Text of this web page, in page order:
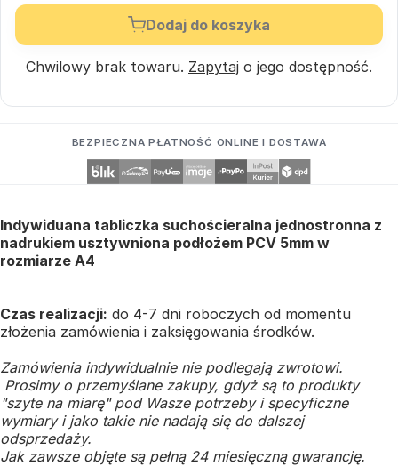
Dodaj do koszyka
Chwilowy brak towaru. Zapytaj o jego dostępność.
BEZPIECZNA PŁATNOŚĆ ONLINE I DOSTAWA
Indywiduana tabliczka suchościeralna jednostronna z
nadrukiem usztywniona podłożem PCV 5mm w
rozmiarze A4
Czas realizacji: do 4-7 dni roboczych od momentu
złożenia zamówienia i zaksięgowania środków.
Zamówienia indywidualnie nie podlegają zwrotowi.
Prosimy o przemyślane zakupy, gdyż są to produkty
"szyte na miarę" pod Wasze potrzeby i specyficzne
wymiary i jako takie nie nadają się do dalszej
odsprzedaży.
Jak zawsze objęte są pełną 24 miesięczną gwarancję.